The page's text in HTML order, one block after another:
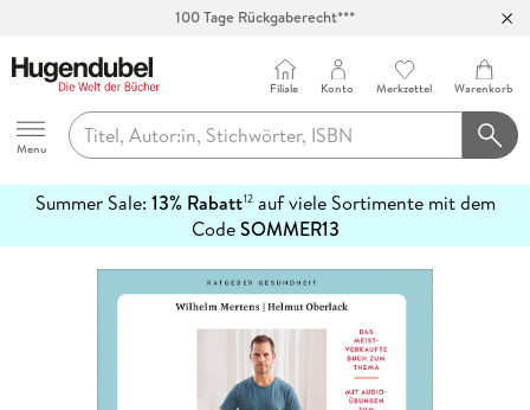
100 Tage Rückgaberecht***
Hugendubel
Menu
Filiale Konto Merkzettel Warenkorb
Summer Sale: 13% Rabatt12auf viele Sortimente mit dem
CodeSOMMER13
erfahren